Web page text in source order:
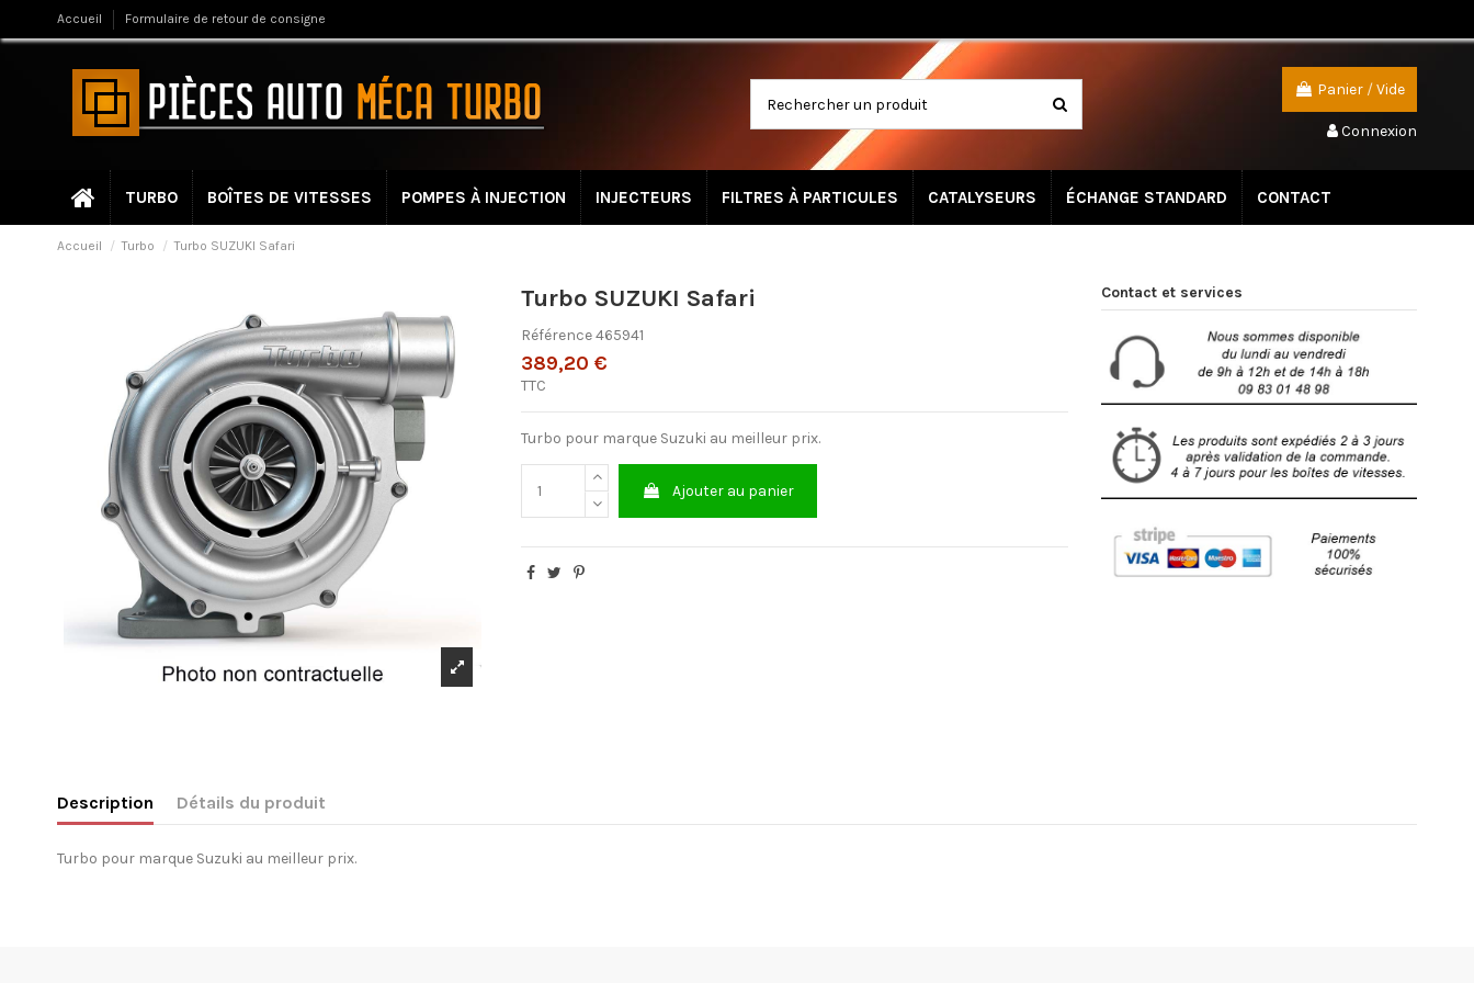
Accueil Formulaire de retour de consigne
Panier /Vide
Connexion
TURBO BOÎTES DE VITESSES POMPES À INJECTION INJECTEURS FILTRES À PARTICULES CATALYSEURS ÉCHANGE STANDARD CONTACT
Accueil Turbo Turbo SUZUKI Safari
Turbo SUZUKI Safari
Référence465941
389,20 €
TTC
Turbo pour marque Suzuki au meilleur prix.
Ajouter au panier
Contact et services
Description Détails du produit
Turbo pour marque Suzuki au meilleur prix.